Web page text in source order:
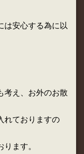
は安心する為に以
考え、お外のお散
れておりますの
ます。